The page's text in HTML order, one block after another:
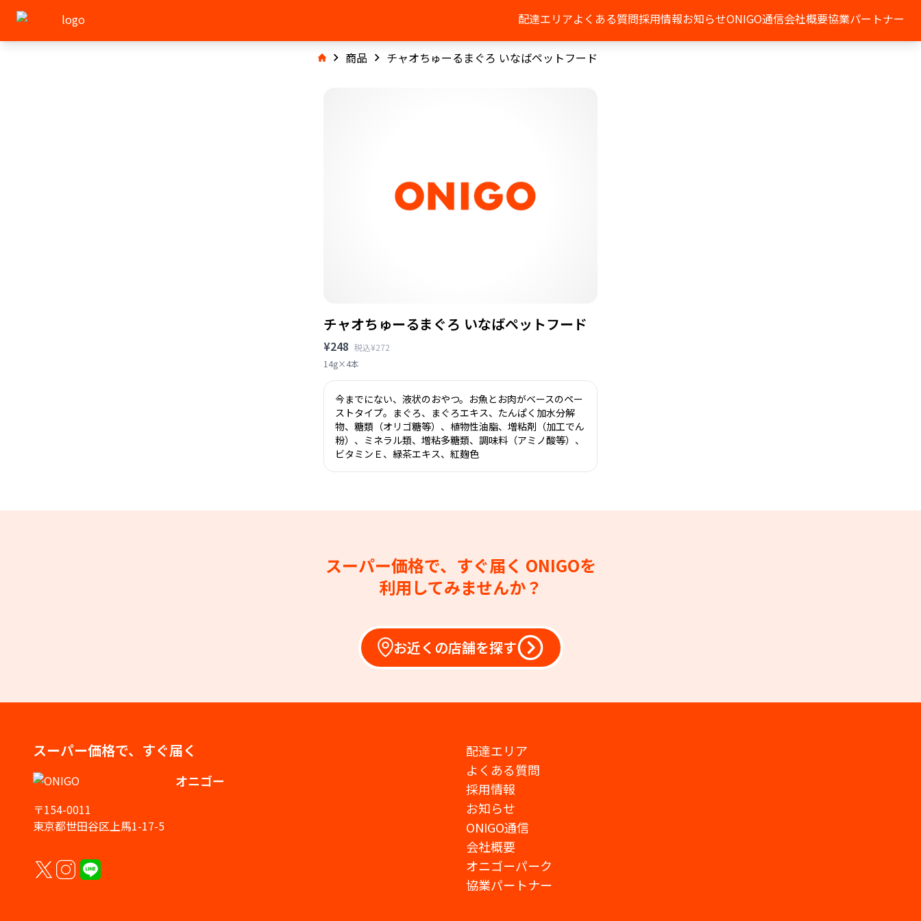
配達エリアよくある質問採用情報お知らせONIGO通信会社概要協業パートナー
商品 チャオちゅーるまぐろ いなばペットフード
チャオちゅーるまぐろ いなばペットフード
¥248 税込¥272
14g×4本
今までにない、液状のおやつ。お魚とお肉がベースのペー
ストタイプ。まぐろ、まぐろエキス、たんぱく加水分解
物、糖類（オリゴ糖等）、植物性油脂、増粘剤（加工でん
粉）、ミネラル類、増粘多糖類、調味料（アミノ酸等）、
ビタミンＥ、緑茶エキス、紅麹色
スーパー価格で、すぐ届く ONIGOを
利用してみませんか？
お近くの店舗を探す
スーパー価格で、すぐ届く
オニゴー
〒154-0011
東京都世田谷区上馬1-17-5
配達エリア
よくある質問
採用情報
お知らせ
ONIGO通信
会社概要
オニゴーパーク
協業パートナー